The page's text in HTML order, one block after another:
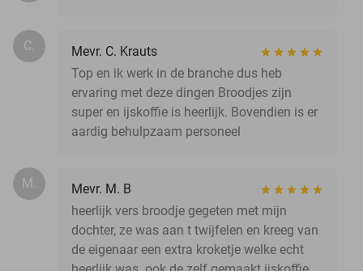
C.
Mevr. C. Krauts
Top en ik werk in de branche dus heb
ervaring met deze dingen Broodjes zijn
super en ijskoffie is heerlijk. Bovendien is er
aardig behulpzaam personeel
M.
Mevr. M. B
heerlijk vers broodje gegeten met mijn
dochter, ze was aan t twijfelen en kreeg van
de eigenaar een extra kroketje welke echt